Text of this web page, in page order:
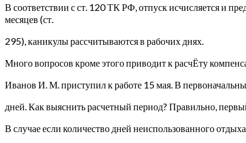
В соответствии с ст. 120 ТК РФ, отпуск исчисляется и
месяцев (ст.
295), каникулы рассчитываются в рабочих днях.
Много вопросов кроме этого приводит к расчЁту
Иванов И. М. приступил к работе 15 мая. В
дней. Как выяснить расчетный период? Правильно,
В случае если количество дней неиспользованного